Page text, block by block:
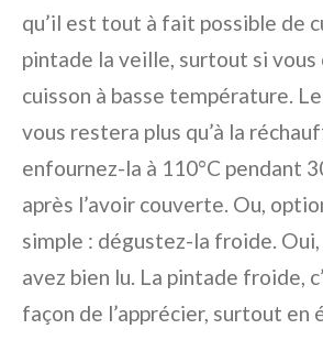
qu’il est tout à fait possible de
pintade la veille, surtout si vous
cuisson à basse température.
vous restera plus qu’à la
enfournez-la à 110°C pendant
après l’avoir couverte. Ou,
simple : dégustez-la froide.
avez bien lu. La pintade froide,
façon de l’apprécier, surtout en